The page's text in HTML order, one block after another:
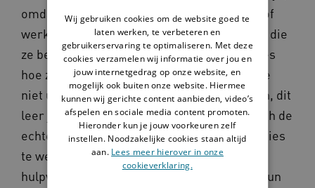
omdat zij tijdens hun studie al stage liepen of
werkten in de zorg. Zij kennen de bewoners die
ze begeleiden en verzorgen en weten precies
hoe zij hen kunnen ondersteunen. Dit leer je
niet uit een boek of door een toets te maken, dit
leer je in de praktijk. In die praktijk doen zich de
echte leermomenten voor, waardoor je precies
te weten komt hoe je moet omgaan met
hulpvragen van mensen, hun omgeving en hun
Wij gebruiken cookies om de website goed te
laten werken, te verbeteren en
gebruikerservaring te optimaliseren. Met deze
cookies verzamelen wij informatie over jou en
jouw internetgedrag op onze website, en
mogelijk ook buiten onze website. Hiermee
kunnen wij gerichte content aanbieden, video’s
afspelen en sociale media content promoten.
Hieronder kun je jouw voorkeuren zelf
instellen. Noodzakelijke cookies staan altijd
aan. Lees meer hierover in onze
cookieverklaring.